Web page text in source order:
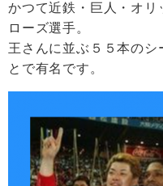
かつて近鉄・巨人・オリ
ローズ選手。
王さんに並ぶ５５本のシ
とで有名です。